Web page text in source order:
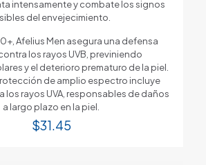
intensamente y combate los signos
del envejecimiento.
Afelius Men asegura una defensa
los rayos UVB, previniendo
y el deterioro prematuro de la piel.
de amplio espectro incluye
los rayos UVA, responsables de daños
a largo plazo en la piel.
$31.45